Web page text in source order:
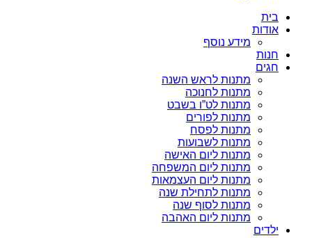
בית
אודות
מידע נוסף
חנות
חגים
מתנות לראש השנה
מתנות לחנוכה
מתנות לט”ו בשבט
מתנות לפורים
מתנות לפסח
מתנות לשבועות
מתנות ליום האישה
מתנות ליום המשפחה
מתנות ליום העצמאות
מתנות לתחילת שנה
מתנות לסוף שנה
מתנות ליום האהבה
ילדים